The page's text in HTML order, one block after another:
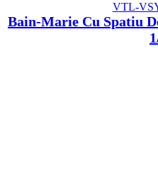
VTL-
Bain-Marie Cu Spatiu